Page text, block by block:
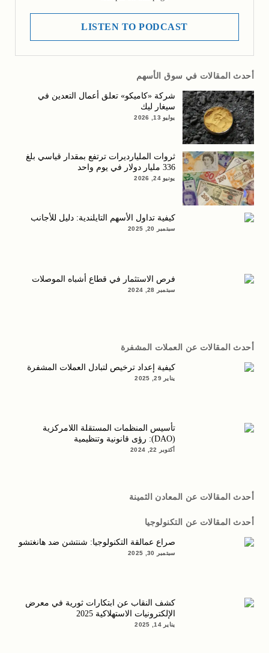
LISTEN TO PODCAST
أحدث المقالات في سوق الأسهم
شركة «كاميكو» تعلق أعمال التعدين في
سيغار ليك
يوليو 13, 2026
ثروات المليارديرات ترتفع بمقدار قياسي بلغ
336 مليار دولار في يوم واحد
يونيو 24, 2026
كيفية تداول الأسهم التايلندية: دليل للأجانب
سبتمبر 20, 2025
فرص الاستثمار في قطاع أشباه الموصلات
سبتمبر 28, 2024
أحدث المقالات عن العملات المشفرة
كيفية إعداد ترخيص لتبادل العملات المشفرة
يناير 29, 2025
تأسيس المنظمات المستقلة اللامركزية
(DAO): رؤى قانونية وتنظيمية
أكتوبر 22, 2024
أحدث المقالات عن المعادن الثمينة
أحدث المقالات عن التكنولوجيا
صراع عمالقة التكنولوجيا: شنتشن ضد هانغتشو
سبتمبر 30, 2025
كشف النقاب عن ابتكارات ثورية في معرض
الإلكترونيات الاستهلاكية 2025
يناير 14, 2025